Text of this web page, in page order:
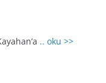
.. oku >>